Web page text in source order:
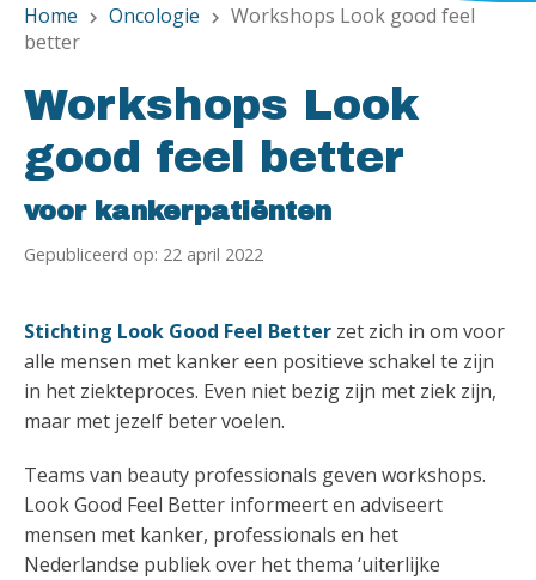
Home chevron_right Oncologie chevron_right Workshops Look good feel
better
Workshops Look
good feel better
voor kankerpatiënten
Gepubliceerd op: 22 april 2022
Stichting Look Good Feel Better zet zich in om voor
alle mensen met kanker een positieve schakel te zijn
in het ziekteproces. Even niet bezig zijn met ziek zijn,
maar met jezelf beter voelen.
Teams van beauty professionals geven workshops.
Look Good Feel Better informeert en adviseert
mensen met kanker, professionals en het
Nederlandse publiek over het thema ‘uiterlijke